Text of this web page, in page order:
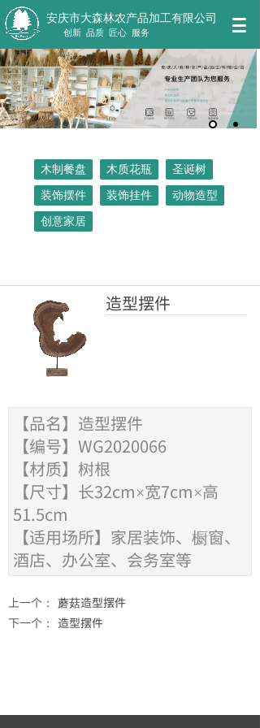
安庆市大森林农产品加工有限公司
创新 品质 匠心 服务
木制餐盘 木质花瓶
圣诞树
装饰摆件
装饰挂件
动物造型
创意家居
造型摆件
【品名】造型摆件
【编号】WG2020066
【材质】树根
【尺寸】 长32cm×宽7cm×高
51.5cm
【适用场所】家居装饰、橱窗、
酒店、办公室、会务室等
上一个： 蘑菇造型摆件
下一个： 造型摆件